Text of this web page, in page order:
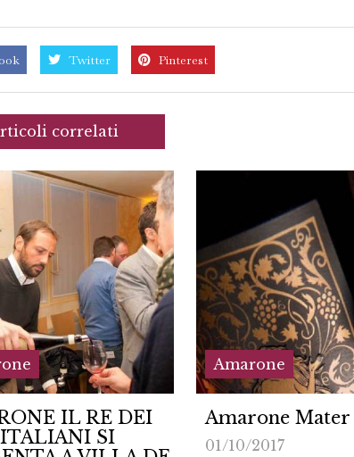
Twitter Pinterest
correlati
Mater
Amarone
Corte Sant'Alda a
TuttofFood